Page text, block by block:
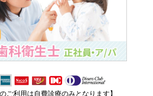
ご利用は自費診療のみとなります】